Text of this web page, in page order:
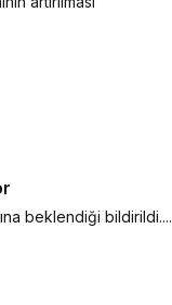
beklendiği bildirildi....